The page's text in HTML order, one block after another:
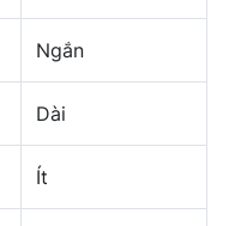
Ngắn
Dài
Ít